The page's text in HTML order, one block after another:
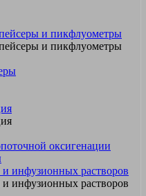
и пикфлуометры
и пикфлуометры
оксигенации
инфузионных растворов
инфузионных растворов